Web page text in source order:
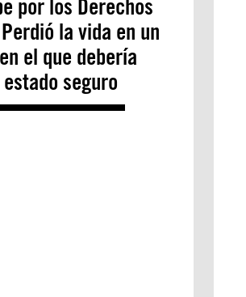
por los Derechos
la vida en un
el que debería
seguro